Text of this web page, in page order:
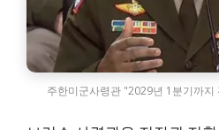
주한미군사령관 "2029년 1분기까지